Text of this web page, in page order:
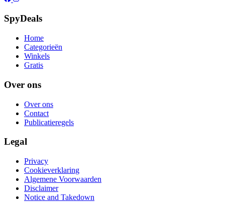
SpyDeals
Home
Categorieën
Winkels
Gratis
Over ons
Over ons
Contact
Publicatieregels
Legal
Privacy
Cookieverklaring
Algemene Voorwaarden
Disclaimer
Notice and Takedown